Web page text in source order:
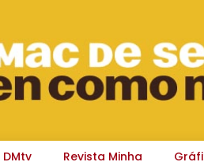
DMtv Revista Minha